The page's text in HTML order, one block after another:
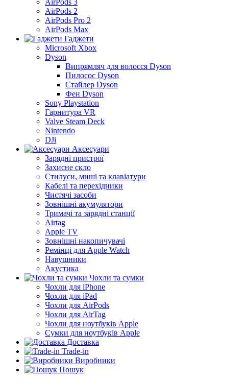
AirPods 3
AirPods 2
AirPods Pro 2
AirPods Max
Гаджети
Microsoft Xbox
Dyson
Випрямляч для волосся Dyson
Пилосос Dyson
Стайлер Dyson
Фен Dyson
Sony Playstation
Гарнитура VR
Valve Steam Deck
Nintendo
DJi
Аксесуари
Зарядні пристрої
Захисне скло
Стилуси, миші та клавіатури
Кабелі та перехідники
Чистячі засоби
Зовнішні акумулятори
Тримачі та зарядні станції
Airtag
Apple TV
Зовнішні накопичувачі
Ремінці для Apple Watch
Навушники
Акустика
Чохли та сумки
Чохли для iPhone
Чохли для iPad
Чохли для AirPods
Чохли для AirTag
Чохли для ноутбуків Apple
Сумки для ноутбуків Apple
Доставка
Trade-in
Виробники
Пошук